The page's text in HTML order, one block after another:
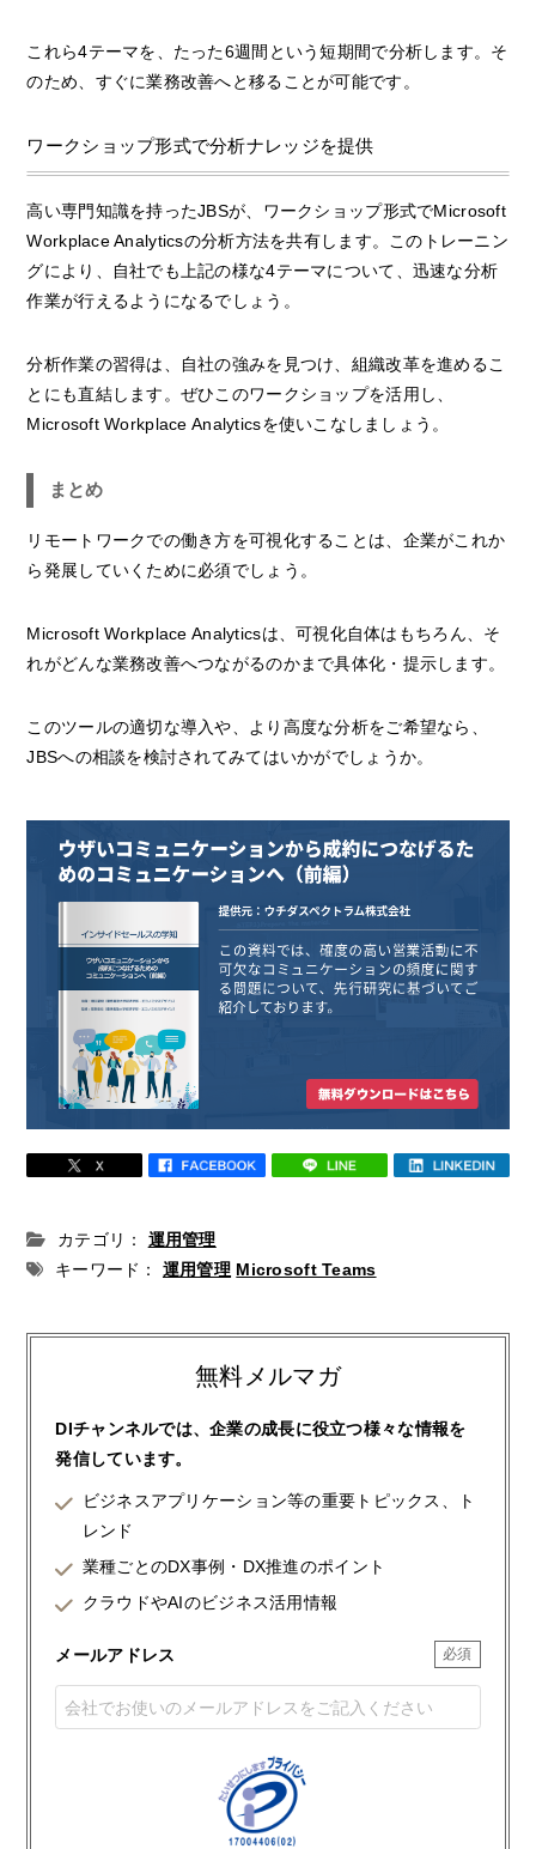
これら4テーマを、たった6週間という短期間で分析します。そ
のため、すぐに業務改善へと移ることが可能です。
ワークショップ形式で分析ナレッジを提供
高い専門知識を持ったJBSが、ワークショップ形式でMicrosoft
Workplace Analyticsの分析方法を共有します。このトレーニン
グにより、自社でも上記の様な4テーマについて、迅速な分析
作業が行えるようになるでしょう。
分析作業の習得は、自社の強みを見つけ、組織改革を進めるこ
とにも直結します。ぜひこのワークショップを活用し、
Microsoft Workplace Analyticsを使いこなしましょう。
まとめ
リモートワークでの働き方を可視化することは、企業がこれか
ら発展していくために必須でしょう。
Microsoft Workplace Analyticsは、可視化自体はもちろん、そ
れがどんな業務改善へつながるのかまで具体化・提示します。
このツールの適切な導入や、より高度な分析をご希望なら、
JBSへの相談を検討されてみてはいかがでしょうか。
カテゴリ：
運用管理
キーワード：
運用管理 Microsoft Teams
無料メルマガ
DIチャンネルでは、企業の成長に役立つ様々な情報を
発信しています。
ビジネスアプリケーション等の重要トピックス、ト
レンド
業種ごとのDX事例・DX推進のポイント
クラウドやAIのビジネス活用情報
メールアドレス